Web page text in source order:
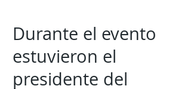
Durante el evento
estuvieron el
presidente del